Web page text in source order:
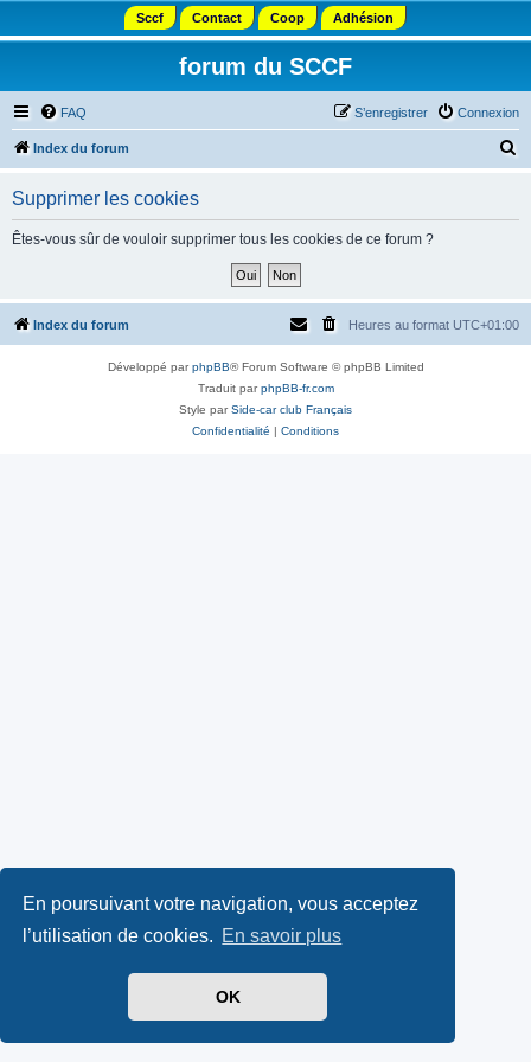
En poursuivant votre navigation, vous acceptez
l’utilisation de cookies. En savoir plus
OK
Sccf Contact Coop Adhésion
forum du SCCF
FAQ Connexion
S’enregistrer
Index du forum
h
Supprimer les cookies
Êtes-vous sûr de vouloir supprimer tous les cookies de ce forum ?
Index du forum Heures au format UTC+01:00
Développé parphpBB® Forum Software © phpBB Limited
Traduit parphpBB-fr.com
Style parSide-car club Français
Confidentialité | Conditions